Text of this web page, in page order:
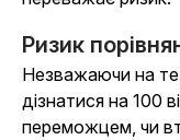
Ризик
Незважаючи на
дізнатися на 100
переможцем, чи